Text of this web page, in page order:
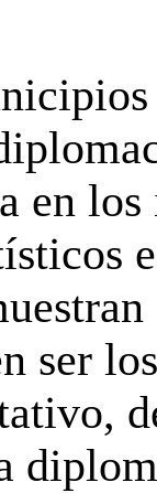
en
ser